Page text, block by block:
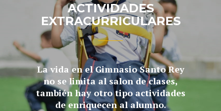
ACTIVIDADES
EXTRACURRICULARES
La vida en el Gimnasio Santo Rey
no se limita al salon de clases,
también hay otro tipo actividades
de enriquecen al alumno.